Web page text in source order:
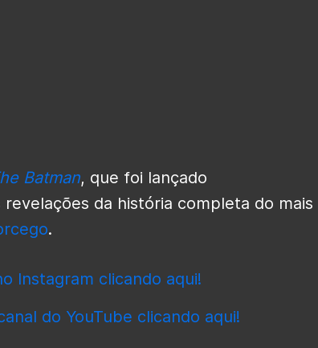
Batman, que foi lançado
da história completa do mais
.
Instagram clicando aqui!
do YouTube clicando aqui!